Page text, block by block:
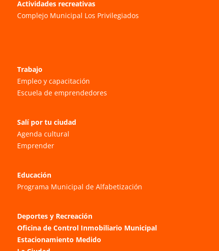
Actividades recreativas
Complejo Municipal Los Privilegiados
Trabajo
Empleo y capacitación
Escuela de emprendedores
Salí por tu ciudad
Agenda cultural
Emprender
Educación
Programa Municipal de Alfabetización
Deportes y Recreación
Oficina de Control Inmobiliario Municipal
Estacionamiento Medido